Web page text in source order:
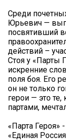
Среди
Юрьевич —
посвятивший
действий –
Стоя у «Парты
искренние
поля боя. Его
он не только
герои — это те,
партами,
«Парта Героя»
«Единая